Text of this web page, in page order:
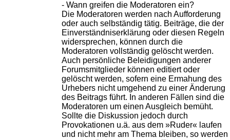
- Wann greifen die Moderatoren ein?
Die Moderatoren werden nach Aufforderung
oder auch selbständig tätig. Beiträge, die der
Einverständniserklärung oder diesen Regeln
widersprechen, können durch die
Moderatoren vollständig gelöscht werden.
Auch persönliche Beleidigungen anderer
Forumsmitglieder können editiert oder
gelöscht werden, sofern eine Ermahung des
Urhebers nicht umgehend zu einer Änderung
des Beitrags führt. In anderen Fällen sind die
Moderatoren um einen Ausgleich bemüht.
Sollte die Diskussion jedoch durch
Provokationen u.ä. aus dem »Ruder« laufen
und nicht mehr am Thema bleiben, so werden